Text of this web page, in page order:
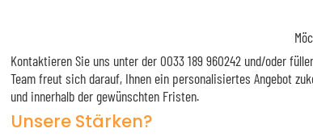
Kontaktieren Sie uns unter der 0033 189 960242 und/oder
Team freut sich darauf, Ihnen ein personalisiertes Angebot
und innerhalb der gewünschten Fristen.
Unsere Stärken?